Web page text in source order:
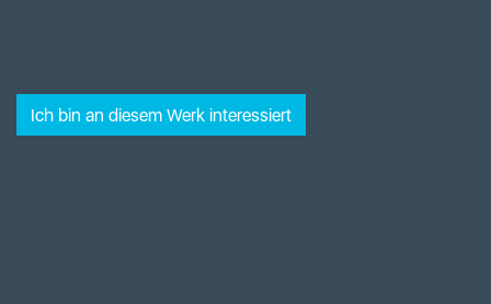
Ich bin an diesem Werk interessiert